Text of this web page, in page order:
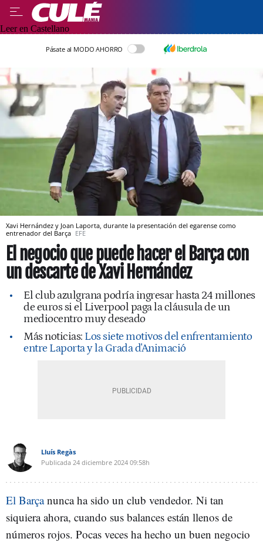
Leer en Castellano
Pásate al MODO AHORRO
Xavi Hernández y Joan Laporta, durante la presentación del egarense como
entrenador del Barça EFE
El negocio que puede hacer el Barça con
un descarte de Xavi Hernández
El club azulgrana podría ingresar hasta 24 millones
de euros si el Liverpool paga la cláusula de un
mediocentro muy deseado
Más noticias: Los siete motivos del enfrentamiento
entre Laporta y la Grada d'Animació
Lluís Regàs
Publicada 24 diciembre 2024 09:58h
El Barçanunca ha sido un club vendedor. Ni tan
siquiera ahora, cuando sus balances están llenos de
números rojos. Pocas veces ha hecho un buen negocio